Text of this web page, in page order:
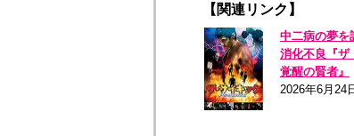
【関連リンク】
中二病の夢を
消化不良『
覚醒の賢者』
2026年6月24